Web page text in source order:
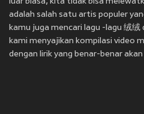
adalah salah satu artis populer
kamu juga mencari lagu -lagu 绒
kami menyajikan kompilasi video
dengan lirik yang benar-benar